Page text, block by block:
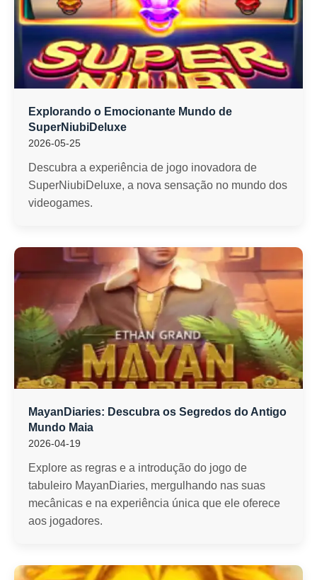
Explorando o Emocionante Mundo de
SuperNiubiDeluxe
2026-05-25
Descubra a experiência de jogo inovadora de
SuperNiubiDeluxe, a nova sensação no mundo dos
videogames.
MayanDiaries: Descubra os Segredos do Antigo
Mundo Maia
2026-04-19
Explore as regras e a introdução do jogo de
tabuleiro MayanDiaries, mergulhando nas suas
mecânicas e na experiência única que ele oferece
aos jogadores.